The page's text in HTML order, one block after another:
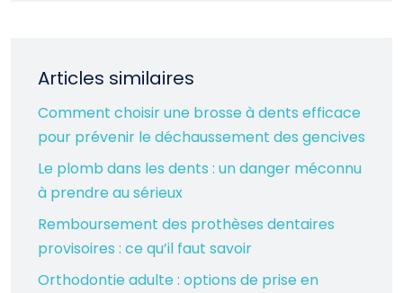
Articles similaires
Comment choisir une brosse à dents efficace
pour prévenir le déchaussement des gencives
Le plomb dans les dents : un danger méconnu
à prendre au sérieux
Remboursement des prothèses dentaires
provisoires : ce qu’il faut savoir
Orthodontie adulte : options de prise en